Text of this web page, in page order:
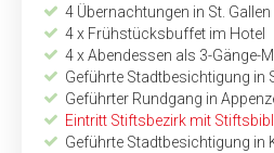
4 Übernachtungen in St.
4 x Frühstücksbuffet im Hotel
4 x Abendessen als 3-Gänge-
Geführte Stadtbesichtigung in
Geführter Rundgang in
Eintritt Stiftsbezirk mit
Geführte Stadtbesichtigung in